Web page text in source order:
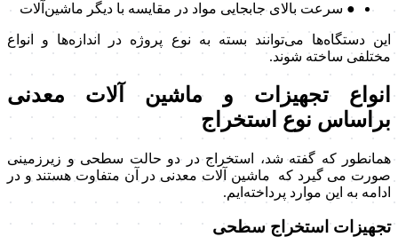
● سرعت بالای جابجایی مواد در مقایسه با دیگر ماشین‌آلات
این دستگاه‌ها می‌توانند بسته به نوع پروژه در اندازه‌ها و انواع
مختلفی ساخته شوند.
انواع تجهیزات و ماشین آلات معدنی
براساس نوع استخراج
همانطور که گفته شد، استخراج در دو حالت سطحی و زیرزمینی
صورت می گیرد که ماشین آلات معدنی در آن متفاوت هستند و در
ادامه به این موارد پرداخته‌ایم.
تجهیزات استخراج سطحی